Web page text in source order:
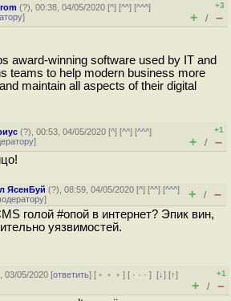
(?), 00:38, 04/05/2020 [^] [^^] [^^^]
]
+3
+ / –
award-winning software used by IT and
teams to help modern business more
maintain all aspects of their digital
(?), 00:53, 04/05/2020 [^] [^^] [^^^]
]
+1
+ / –
ЯсенБуй (?), 08:59, 04/05/2020 [^] [^^] [^^^]
] + / –
голой #опой в интернет? Эпик вин,
уязвимостей.
03/05/2020 [ответить] [ ﹢﹢﹢] [ · · ·][↓] [↑]
+1
+ / –